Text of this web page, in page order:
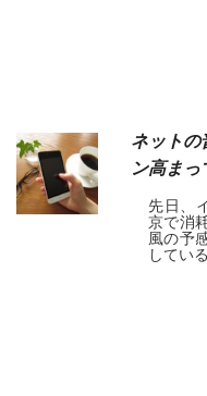
ネットの
ン高まっ
先日、
京で消
風の予
してい